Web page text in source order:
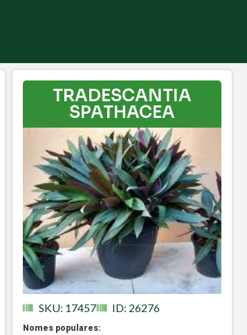
TRADESCANTIA
SPATHACEA
SKU: 17457 ID: 26276
Nomes populares: